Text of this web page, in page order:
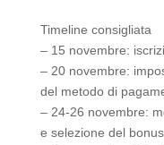
Timeline consigliata
– 15 novembre:
– 20 novembre:
del metodo di
– 24‑26 novembre:
e selezione del